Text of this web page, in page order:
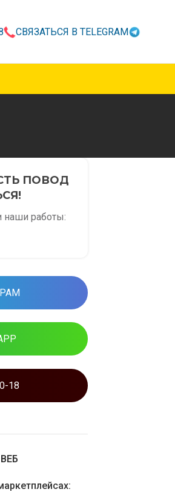
СВЯЗАТЬСЯ В TELEGRAM
ПОВОД
наши работы:
18